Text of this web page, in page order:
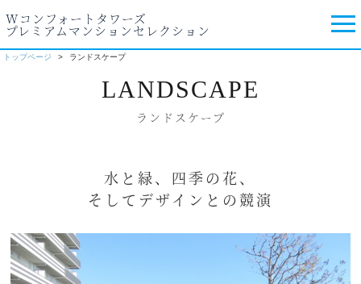
Wコンフォートタワーズ
プレミアムマンションセレクション
トップページ ランドスケープ
LANDSCAPE
ランドスケープ
水と緑、四季の花、
そしてデザインとの競演